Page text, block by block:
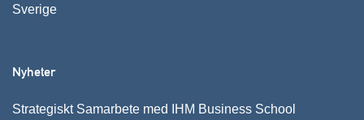
Sverige
Nyheter
Strategiskt Samarbete med IHM Business School